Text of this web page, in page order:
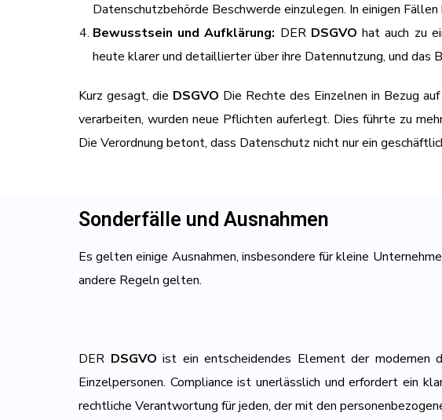
Datenschutzbehörde Beschwerde einzulegen. In einigen
Bewusstsein und Aufklärung: DER DSGVO hat auch zu
heute klarer und detaillierter über ihre Datennutzung, und
Kurz gesagt, die DSGVO Die Rechte des Einzelnen in Bezug
verarbeiten, wurden neue Pflichten auferlegt. Dies führte zu
Die Verordnung betont, dass Datenschutz nicht nur ein
Sonderfälle und Ausnahmen
Es gelten einige Ausnahmen, insbesondere für kleine
andere Regeln gelten.
DER DSGVO ist ein entscheidendes Element der modernen
Einzelpersonen. Compliance ist unerlässlich und erfordert ein
rechtliche Verantwortung für jeden, der mit den